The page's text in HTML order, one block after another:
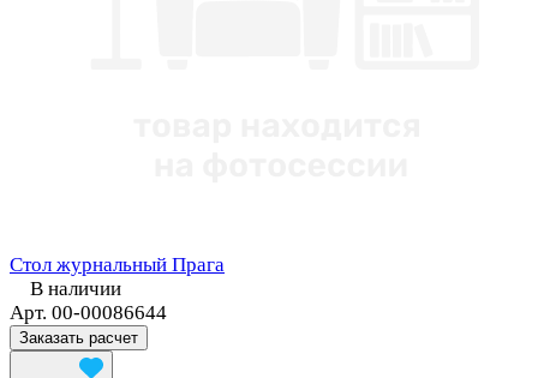
Стол журнальный Прага
В наличии
Арт. 00-00086644
Заказать расчет